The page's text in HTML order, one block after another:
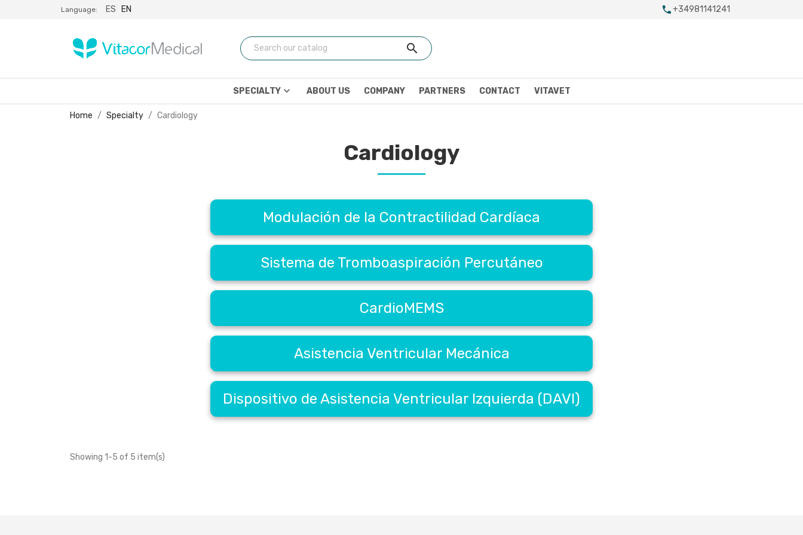
Language: ES EN +34981141241
search
keyboard_arrow_down
SPECIALTY ABOUT US COMPANY PARTNERS CONTACT VITAVET
Home Specialty Cardiology
Cardiology
Modulación de la Contractilidad Cardíaca
Sistema de Tromboaspiración Percutáneo
CardioMEMS
Asistencia Ventricular Mecánica
Dispositivo de Asistencia Ventricular Izquierda (DAVI)
Showing 1-5 of 5 item(s)